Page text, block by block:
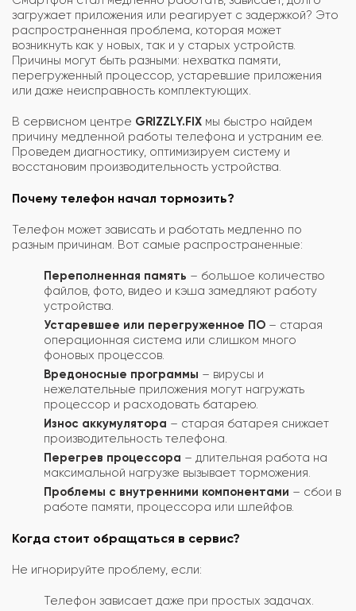
загружает приложения или реагирует с задержкой? Это
распространенная проблема, которая может
возникнуть как у новых, так и у старых устройств.
Причины могут быть разными: нехватка памяти,
перегруженный процессор, устаревшие приложения
или даже неисправность комплектующих.
В сервисном центре GRIZZLY.FIX мы быстро найдем
причину медленной работы телефона и устраним ее.
Проведем диагностику, оптимизируем систему и
восстановим производительность устройства.
Почему телефон начал тормозить?
Телефон может зависать и работать медленно по
разным причинам. Вот самые распространенные:
Переполненная память – большое количество
файлов, фото, видео и кэша замедляют работу
устройства.
Устаревшее или перегруженное ПО – старая
операционная система или слишком много
фоновых процессов.
Вредоносные программы – вирусы и
нежелательные приложения могут нагружать
процессор и расходовать батарею.
Износ аккумулятора – старая батарея снижает
производительность телефона.
Перегрев процессора – длительная работа на
максимальной нагрузке вызывает торможения.
Проблемы с внутренними компонентами – сбои в
работе памяти, процессора или шлейфов.
Когда стоит обращаться в сервис?
Не игнорируйте проблему, если:
Телефон зависает даже при простых задачах.